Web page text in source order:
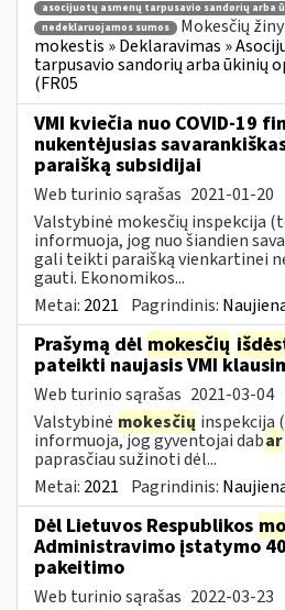
asocijuotų asmenų tarpusavio sandorių arba
nedeklaruojamos sumos
Mokesčių
mokestis » Deklaravimas »
tarpusavio sandorių arba ūkinių
(FR05
VMI kviečia nuo COVID-19
nukentėjusias
paraišką subsidijai
Web turinio sąrašas 2021-01-20
Valstybinė mokesčių inspekcija
informuoja, jog nuo šiandien
gali teikti paraišką vienkartinei
gauti. Ekonomikos...
Metai: 2021 Pagrindinis:
Prašymą dėl mokesčių
pateikti naujasis VMI
Web turinio sąrašas 2021-03-04
Valstybinė mokesčių inspekcija
informuoja, jog gyventojai dabar
paprasčiau sužinoti dėl...
Metai: 2021 Pagrindinis:
Dėl Lietuvos Respublikos
Administravimo įstatymo
pakeitimo
Web turinio sąrašas 2022-03-23